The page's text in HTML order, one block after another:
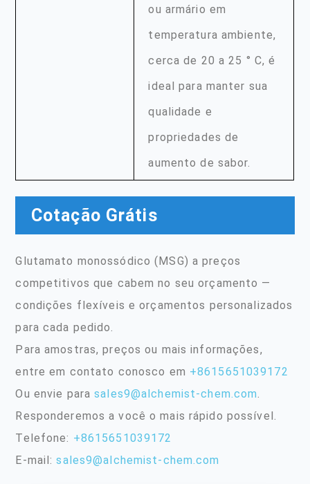
ou armário em
temperatura ambiente,
cerca de 20 a 25 ° C, é
ideal para manter sua
qualidade e
propriedades de
aumento de sabor.
Cotação Grátis
Glutamato monossódico (MSG) a preços
competitivos que cabem no seu orçamento —
condições flexíveis e orçamentos personalizados
para cada pedido.
Para amostras, preços ou mais informações,
entre em contato conosco em +8615651039172
Ou envie parasales9@alchemist-chem.com
Responderemos a você o mais rápido possível.
Telefone: +8615651039172
E-mail:sales9@alchemist-chem.com